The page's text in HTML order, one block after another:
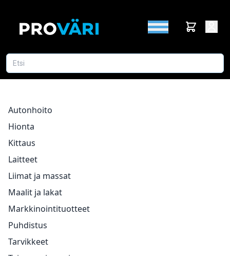
Autonhoito
Hionta
Kittaus
Laitteet
Liimat ja massat
Maalit ja lakat
Markkinointituotteet
Puhdistus
Tarvikkeet